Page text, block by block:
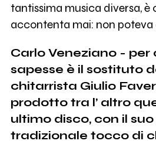
tantissima musica diversa, è
accontenta mai: non
Carlo Veneziano - per
sapesse è il sostituto
chitarrista Giulio
prodotto tra l’ altro
ultimo disco, con il
tradizionale tocco di